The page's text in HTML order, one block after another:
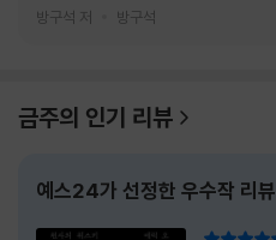
방구석 저 방구석
금주의 인기 리뷰
예스24가 선정한 우수작 리뷰